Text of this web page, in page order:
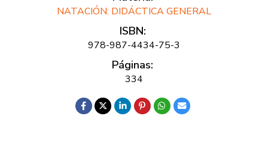
NATACIÓN: DIDÁCTICA GENERAL
ISBN:
978-987-4434-75-3
Páginas:
334